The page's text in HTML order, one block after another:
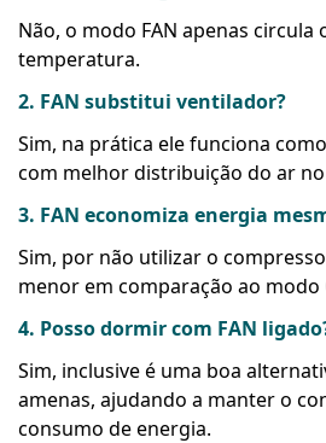
Não, o modo FAN apenas circula
temperatura.
2. FAN substitui ventilador?
Sim, na prática ele funciona
com melhor distribuição do ar
3. FAN economiza energia
Sim, por não utilizar o
menor em comparação ao modo
4. Posso dormir com FAN
Sim, inclusive é uma boa
amenas, ajudando a manter o
consumo de energia.